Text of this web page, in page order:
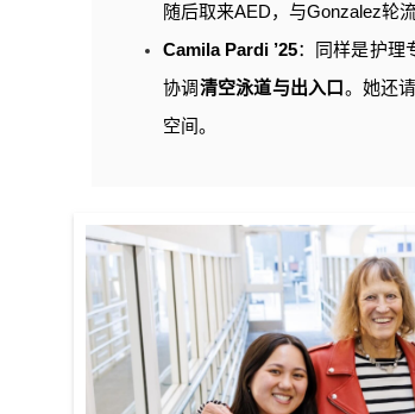
随后取来AED，与Gonzalez轮
Camila Pardi ’25：同样是护理
协调清空泳道与出入口。她还
空间。